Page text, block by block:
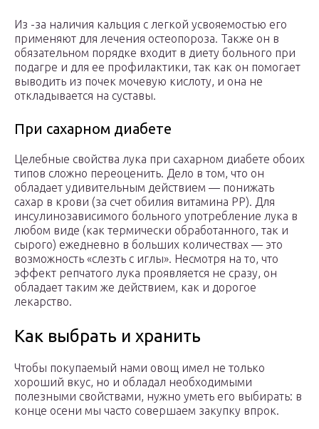
Из -за наличия кальция с легкой усвояемостью его
применяют для лечения остеопороза. Также он в
обязательном порядке входит в диету больного при
подагре и для ее профилактики, так как он помогает
выводить из почек мочевую кислоту, и она не
откладывается на суставы.
При сахарном диабете
Целебные свойства лука при сахарном диабете обоих
типов сложно переоценить. Дело в том, что он
обладает удивительным действием — понижать
сахар в крови (за счет обилия витамина РР). Для
инсулинозависимого больного употребление лука в
любом виде (как термически обработанного, так и
сырого) ежедневно в больших количествах — это
возможность «слезть с иглы». Несмотря на то, что
эффект репчатого лука проявляется не сразу, он
обладает таким же действием, как и дорогое
лекарство.
Как выбрать и хранить
Чтобы покупаемый нами овощ имел не только
хороший вкус, но и обладал необходимыми
полезными свойствами, нужно уметь его выбирать: в
конце осени мы часто совершаем закупку впрок.